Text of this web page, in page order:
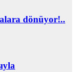
dönüyor!..